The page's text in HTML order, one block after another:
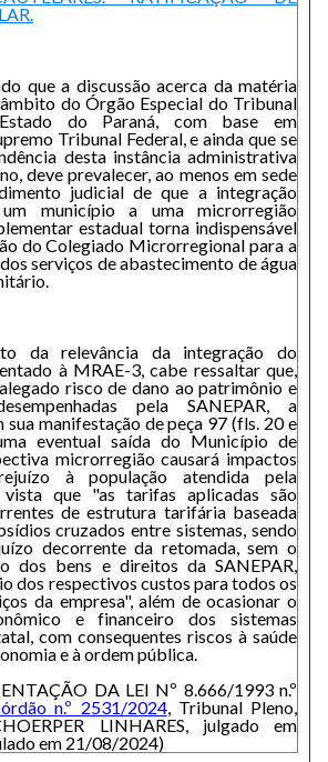
que a discussão acerca da matéria
do Órgão Especial do Tribunal
do Paraná, com base em
Tribunal Federal, e ainda que se
desta instância administrativa
deve prevalecer, ao menos em sede
judicial de que a integração
município a uma microrregião
estadual torna indispensável
do Colegiado Microrregional para a
serviços de abastecimento de água
da relevância da integração do
à MRAE-3, cabe ressaltar que,
risco de dano ao patrimônio e
pela SANEPAR, a
sua manifestação de peça 97 (fls. 20 e
eventual saída do Município de
microrregião causará impactos
à população atendida pela
vista que "as tarifas aplicadas são
de estrutura tarifária baseada
cruzados entre sistemas, sendo
decorrente da retomada, sem o
dos bens e direitos da SANEPAR,
dos respectivos custos para todos os
da empresa", além de ocasionar o
e financeiro dos sistemas
com consequentes riscos à saúde
e à ordem pública.
DA LEI Nº 8.666/1993 n.º
n.º 2531/2024, Tribunal Pleno,
LINHARES, julgado em
em 21/08/2024)